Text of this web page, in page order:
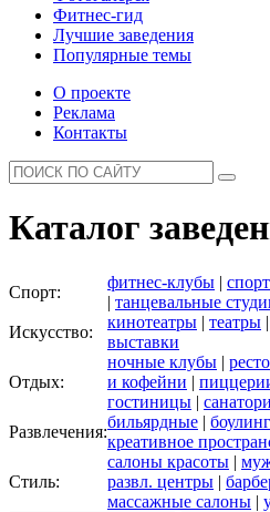
Фитнес-гид
Лучшие заведения
Популярные темы
О проекте
Реклама
Контакты
Каталог
Спорт:
фитнес-клубы |
| танцевальные
Искусство:
кинотеатры | театры |
выставки
Отдых:
ночные клубы |
и кофейни |
гостиницы |
Развлечения:
бильярдные | боулинг
креативное
Стиль:
салоны красоты |
развл. центры |
массажные салоны |